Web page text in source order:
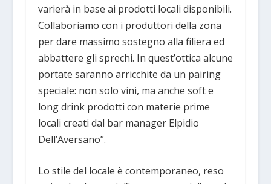
varierà in base ai prodotti locali disponibili.
Collaboriamo con i produttori della zona
per dare massimo sostegno alla filiera ed
abbattere gli sprechi. In quest’ottica alcune
portate saranno arricchite da un pairing
speciale: non solo vini, ma anche soft e
long drink prodotti con materie prime
locali creati dal bar manager Elpidio
Dell’Aversano”.
Lo stile del locale è contemporaneo, reso